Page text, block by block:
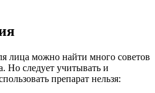
лица можно найти много советов
Но следует учитывать и
препарат нельзя: